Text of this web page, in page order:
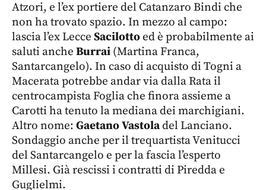
Atzori, e l’ex portiere del Catanzaro Bindi che
non ha trovato spazio. In mezzo al campo:
lascia l’ex Lecce Sacilottoed è probabilmente ai
saluti anche Burrai (Martina Franca,
Santarcangelo). In caso di acquisto di Togni a
Macerata potrebbe andar via dalla Rata il
centrocampista Foglia che finora assieme a
Carotti ha tenuto la mediana dei marchigiani.
Altro nome: Gaetano Vastoladel Lanciano.
Sondaggio anche per il trequartista Venitucci
del Santarcangelo e per la fascia l’esperto
Millesi. Già rescissi i contratti di Piredda e
Guglielmi.